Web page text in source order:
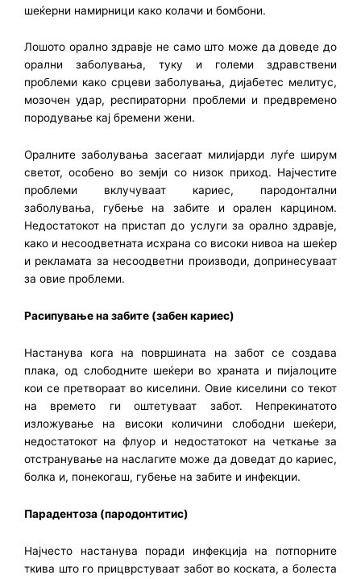
шеќерни намирници како колачи и бомбони.
Лошото орално здравје не само што може да доведе до
орални заболувања, туку и големи здравствени
проблеми како срцеви заболувања, дијабетес мелитус,
мозочен удар, респираторни проблеми и предвремено
породување кај бремени жени.
Оралните заболувања засегаат милијарди луѓе ширум
светот, особено во земји со низок приход. Најчестите
проблеми вклучуваат кариес, пародонтални
заболувања, губење на забите и орален карцином.
Недостатокот на пристап до услуги за орално здравје,
како и несоодветната исхрана со високи нивоа на шеќер
и рекламата за несоодветни производи, допринесуваат
за овие проблеми.
Расипување на забите (забен кариес)
Настанува кога на површината на забот се создава
плака, од слободните шеќери во храната и пијалоците
кои се претвораат во киселини. Овие киселини со текот
на времето ги оштетуваат забот. Непрекинатото
изложување на високи количини слободни шеќери,
недостатокот на флуор и недостатокот на четкање за
отстранување на наслагите може да доведат до кариес,
болка и, понекогаш, губење на забите и инфекции.
Парадентоза (пародонтитис)
Најчесто настанува поради инфекција на потпорните
ткива што го прицврстуваат забот во коската, а болеста